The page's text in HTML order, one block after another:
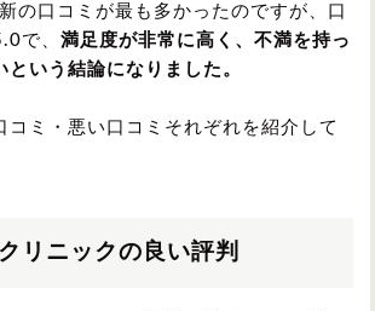
の口コミが最も多かったのですが、口
で、 満足度が非常に高く、不満を持っ
いう結論になりました。
コミ・悪い口コミそれぞれを紹介して
リニックの良い評判